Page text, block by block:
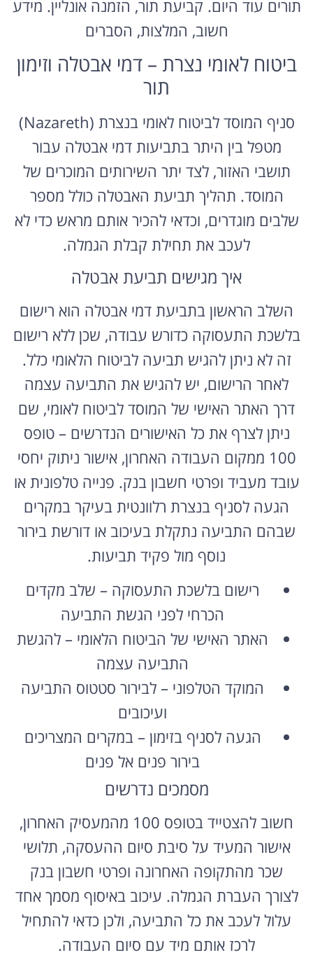
תורים עוד היום. קביעת תור, הזמנה אונליין. מידע
חשוב, המלצות, הסברים
ביטוח לאומי נצרת – דמי אבטלה וזימון
תור
סניף המוסד לביטוח לאומי בנצרת (Nazareth)
מטפל בין היתר בתביעות דמי אבטלה עבור
תושבי האזור, לצד יתר השירותים המוכרים של
המוסד. תהליך תביעת האבטלה כולל מספר
שלבים מוגדרים, וכדאי להכיר אותם מראש כדי לא
לעכב את תחילת קבלת הגמלה.
איך מגישים תביעת אבטלה
השלב הראשון בתביעת דמי אבטלה הוא רישום
בלשכת התעסוקה כדורש עבודה, שכן ללא רישום
זה לא ניתן להגיש תביעה לביטוח הלאומי כלל.
לאחר הרישום, יש להגיש את התביעה עצמה
דרך האתר האישי של המוסד לביטוח לאומי, שם
ניתן לצרף את כל האישורים הנדרשים – טופס
100 ממקום העבודה האחרון, אישור ניתוק יחסי
עובד מעביד ופרטי חשבון בנק. פנייה טלפונית או
הגעה לסניף בנצרת רלוונטית בעיקר במקרים
שבהם התביעה נתקלת בעיכוב או דורשת בירור
נוסף מול פקיד תביעות.
רישום בלשכת התעסוקה – שלב מקדים
הכרחי לפני הגשת התביעה
האתר האישי של הביטוח הלאומי – להגשת
התביעה עצמה
המוקד הטלפוני – לבירור סטטוס התביעה
ועיכובים
הגעה לסניף בזימון – במקרים המצריכים
בירור פנים אל פנים
מסמכים נדרשים
חשוב להצטייד בטופס 100 מהמעסיק האחרון,
אישור המעיד על סיבת סיום ההעסקה, תלושי
שכר מהתקופה האחרונה ופרטי חשבון בנק
לצורך העברת הגמלה. עיכוב באיסוף מסמך אחד
עלול לעכב את כל התביעה, ולכן כדאי להתחיל
לרכז אותם מיד עם סיום העבודה.